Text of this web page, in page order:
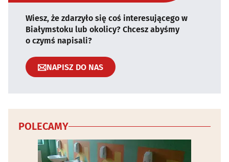
Wiesz, że zdarzyło się coś interesującego w
Białymstoku lub okolicy? Chcesz abyśmy
o czymś napisali?
NAPISZ DO NAS
POLECAMY